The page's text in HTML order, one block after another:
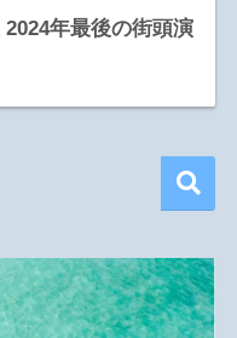
2024年最後の街頭演